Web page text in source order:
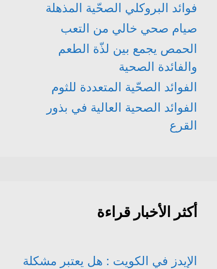
فوائد البروكلي الصحّية المذهلة
صيام صحي خالي من التعب
الحمص يجمع بين لذّة الطعم
والفائدة الصحية
الفوائد الصحّية المتعددة للثوم
الفوائد الصحية العالية في بذور
القرع
أكثر الأخبار قراءة
الإيدز في الكويت : هل يعتبر مشكلة